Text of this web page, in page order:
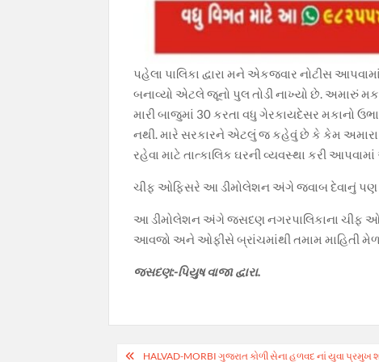
પહેલા પાલિકા દ્વારા મને એકજવાર નોટીસ
બનાવ્યો એટલે જૂનો પુલ તોડી નાખ્યો છે. અમારું
મારી બાજુમાં 30 કરતા વધુ ગેરકાયદેસર મકાનો
નથી. મારે સરકારને એટલું જ કહેવું છે કે કેમ અમારા
રહેવા માટે તાત્કાલિક ઘરની વ્યવસ્થા કરી
ચીફ ઓફિસરે આ ડીમોલેશન અંગે જવાબ દેવાનું પણ
આ ડીમોલેશન અંગે જસદણ નગરપાલિકાના ચીફ
આવજો અને ઓફીસે બ્રાંચમાંથી તમામ માહિતી
જસદણ:-પિયુષ વાજા દ્વારા.
PostHALVAD-MORBI ગુજરાત કોળી સેના હળવદ નાં યુવા